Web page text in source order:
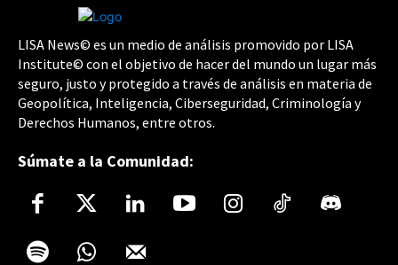
LISA News© es un medio de análisis promovido por LISA
Institute© con el objetivo de hacer del mundo un lugar más
seguro, justo y protegido a través de análisis en materia de
Geopolítica, Inteligencia, Ciberseguridad, Criminología y
Derechos Humanos, entre otros.
Súmate a la Comunidad: